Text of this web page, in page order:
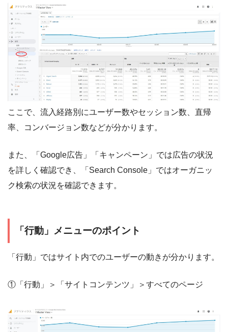
ここで、流入経路別にユーザー数やセッション数、直帰
率、コンバージョン数などが分かります。
また、「Google広告」「キャンペーン」では広告の状況
を詳しく確認でき、「Search Console」ではオーガニッ
ク検索の状況を確認できます。
「行動」メニューのポイント
「行動」ではサイト内でのユーザーの動きが分かります。
①「行動」＞「サイトコンテンツ」＞すべてのページ